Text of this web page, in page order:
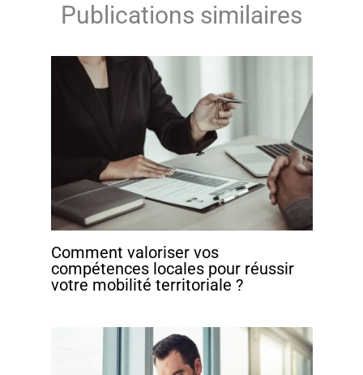
Publications similaires
Comment valoriser vos
compétences locales pour réussir
votre mobilité territoriale ?